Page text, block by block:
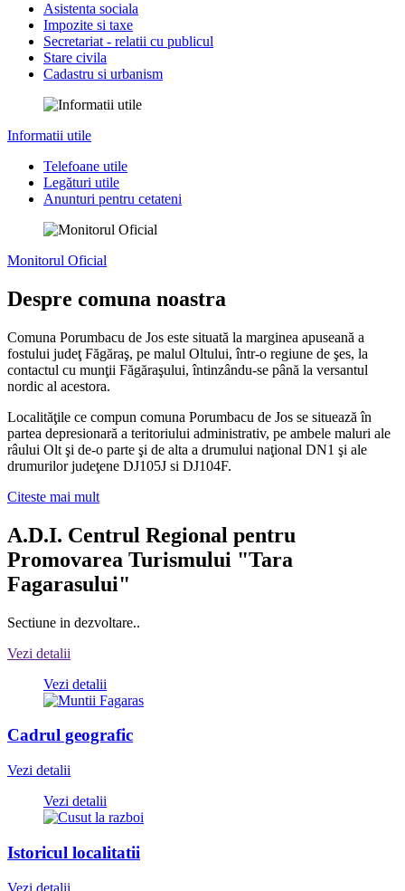
Asistenta sociala
Impozite si taxe
Secretariat - relatii cu publicul
Stare civila
Cadastru si urbanism
Informatii utile
Telefoane utile
Legături utile
Anunturi pentru cetateni
Monitorul Oficial
Despre comuna noastra
Comuna Porumbacu de Jos este situată la marginea apuseană a
fostului judeţ Făgăraş, pe malul Oltului, într-o regiune de şes, la
contactul cu munţii Făgăraşului, întinzându-se până la versantul
nordic al acestora.
Localităţile ce compun comuna Porumbacu de Jos se situează în
partea depresionară a teritoriului administrativ, pe ambele maluri ale
râului Olt şi de-o parte şi de alta a drumului naţional DN1 şi ale
drumurilor judeţene DJ105J si DJ104F.
Citeste mai mult
A.D.I. Centrul Regional pentru
Promovarea Turismului "Tara
Fagarasului"
Sectiune in dezvoltare..
Vezi detalii
Vezi detalii
Cadrul geografic
Vezi detalii
Vezi detalii
Istoricul localitatii
Vezi detalii